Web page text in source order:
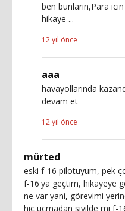
ben bunlarin,Para
hikaye ...
12 yıl önce
aaa
havayollarında
devam et
12 yıl önce
mürted
eski f-16 pilotuyum, pek
f-16'ya geçtim, hikayeye
ne var yani, görevimi
hiç uçmadan sivilde mi f-